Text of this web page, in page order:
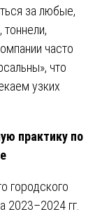
за любые,
часто
что
узких
практику по
городского
2023–2024 гг.